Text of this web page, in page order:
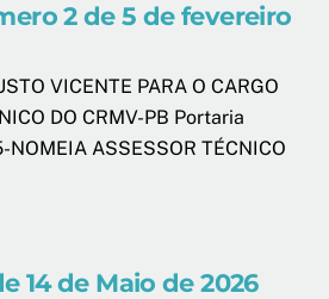
2 de 5 de fevereiro
VICENTE PARA O CARGO
DO CRMV-PB Portaria
ASSESSOR TÉCNICO
14 de Maio de 2026